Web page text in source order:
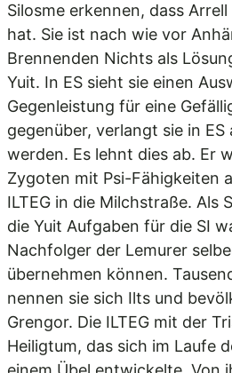
Silosme erkennen, dass
hat. Sie ist nach wie vor
Brennenden Nichts als
Yuit. In ES sieht sie einen
Gegenleistung für eine
gegenüber, verlangt sie in
werden. Es lehnt dies ab. Er
Zygoten mit Psi-Fähigkeiten
ILTEG in die Milchstraße. Als
die Yuit Aufgaben für die SI
Nachfolger der Lemurer
übernehmen können.
nennen sie sich Ilts und
Grengor. Die ILTEG mit der
Heiligtum, das sich im Laufe